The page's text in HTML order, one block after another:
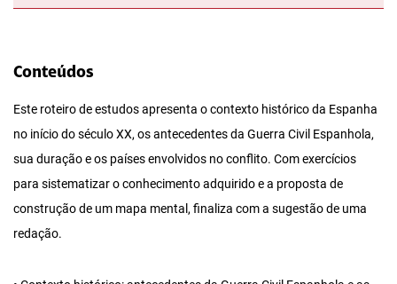
Conteúdos
Este roteiro de estudos apresenta o contexto histórico da Espanha
no início do século XX, os antecedentes da Guerra Civil Espanhola,
sua duração e os países envolvidos no conflito. Com exercícios
para sistematizar o conhecimento adquirido e a proposta de
construção de um mapa mental, finaliza com a sugestão de uma
redação.